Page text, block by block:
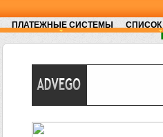
ПЛАТЕЖНЫЕ СИСТЕМЫ СПИСОК